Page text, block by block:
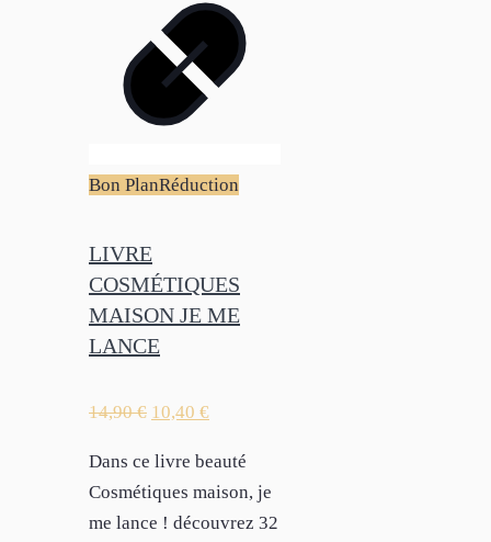
Bon PlanRéduction
LIVRE
COSMÉTIQUES
MAISON JE ME
LANCE
14,90€ 10,40 €
Dans ce livre beauté
Cosmétiques maison, je
me lance ! découvrez 32